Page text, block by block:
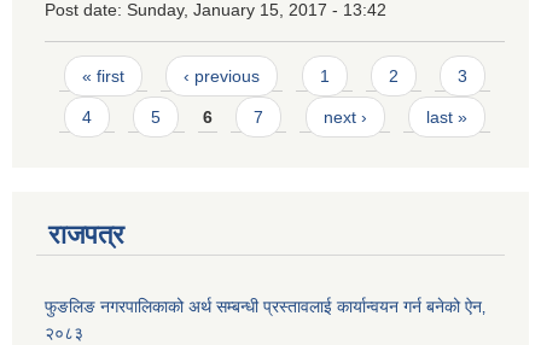
Post date: Sunday, January 15, 2017 - 13:42
Pages
« first ‹ previous 1 2 3
4 5 6 7 next › last »
राजपत्र
फुङलिङ नगरपालिकाको अर्थ सम्बन्धी प्रस्तावलाई कार्यान्वयन गर्न बनेको ऐन‚
२०८३